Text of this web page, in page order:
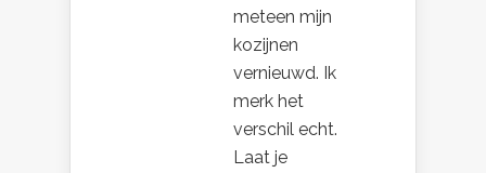
meteen mijn
kozijnen
vernieuwd. Ik
merk het
verschil echt.
Laat je